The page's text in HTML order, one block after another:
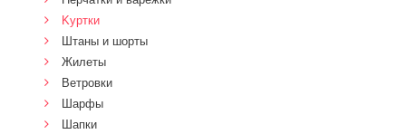
Kуртки
Штаны и шорты
Жилеты
Ветровки
Шарфы
Шапки